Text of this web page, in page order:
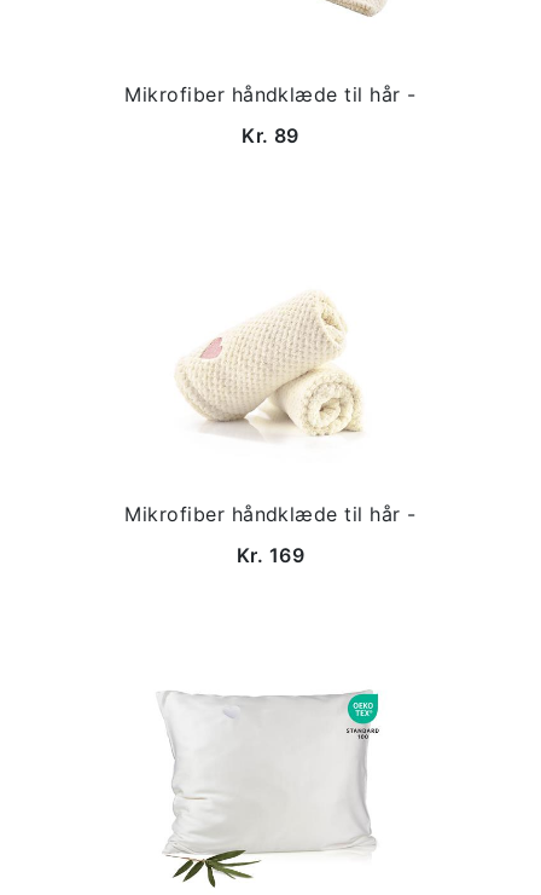
Mikrofiber håndklæde til hår -
Kr. 89
Mikrofiber håndklæde til hår -
Kr. 169